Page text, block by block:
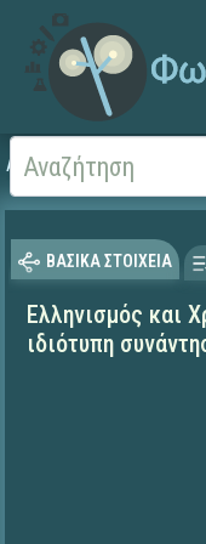
Αρχική
ΒΑΣΙΚΑ ΣΤΟΙΧΕΙΑ
Ελληνισμός και
ιδιότυπη